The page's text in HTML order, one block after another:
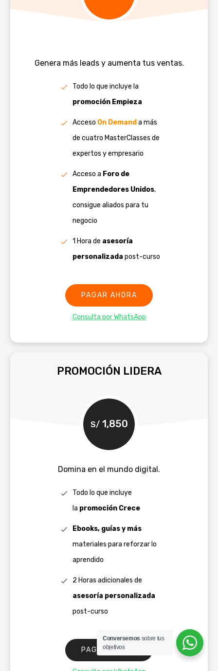
Genera más leads y aumenta tus ventas.
Todo lo que incluye la
promoción Empieza
Acceso On Demand a más
de cuatro MasterClasses de
expertos y empresario
Acceso a Foro de
Emprendedores Unidos,
consigue aliados para tu
negocio
1 Hora de asesoría
personalizada post-curso
PAGAR AHORA
Consulta por WhatsApp
PROMOCIÓN LIDERA
S/1,850
Domina en el mundo digital.
Todo lo que incluye
la promoción Crece
Ebooks, guías y más
materiales para reforzar lo
aprendido
2 Horas adicionales de
asesoría personalizada
post-curso
PAGAR AHORA
Conversemos sobre tus
objetivos